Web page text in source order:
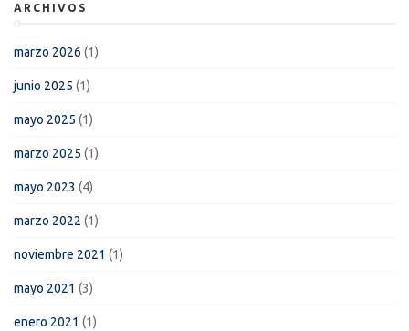
ARCHIVOS
marzo 2026 (1)
junio 2025 (1)
mayo 2025 (1)
marzo 2025 (1)
mayo 2023 (4)
marzo 2022 (1)
noviembre 2021 (1)
mayo 2021 (3)
enero 2021 (1)